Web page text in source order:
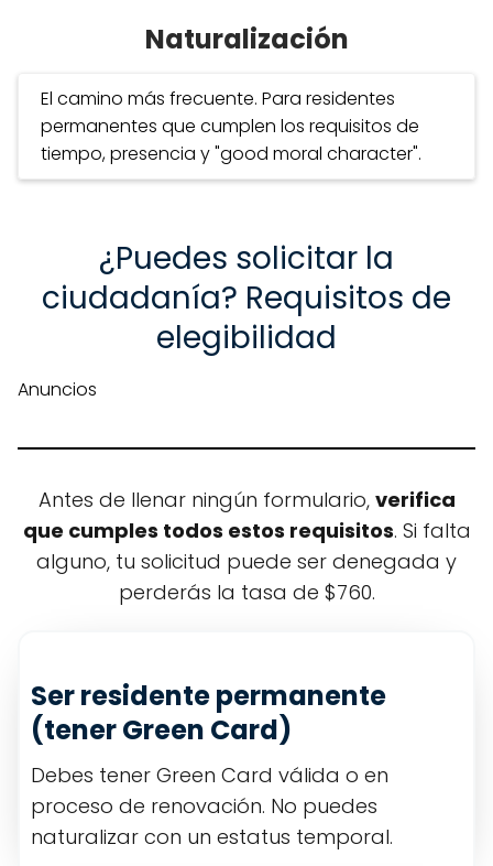
Naturalización
El camino más frecuente. Para residentes
permanentes que cumplen los requisitos de
tiempo, presencia y "good moral character".
¿Puedes solicitar la
ciudadanía? Requisitos de
elegibilidad
Anuncios
Antes de llenar ningún formulario, verifica
que cumples todos estos requisitos. Si falta
alguno, tu solicitud puede ser denegada y
perderás la tasa de $760.
Ser residente permanente
(tener Green Card)
Debes tener Green Card válida o en
proceso de renovación. No puedes
naturalizar con un estatus temporal.